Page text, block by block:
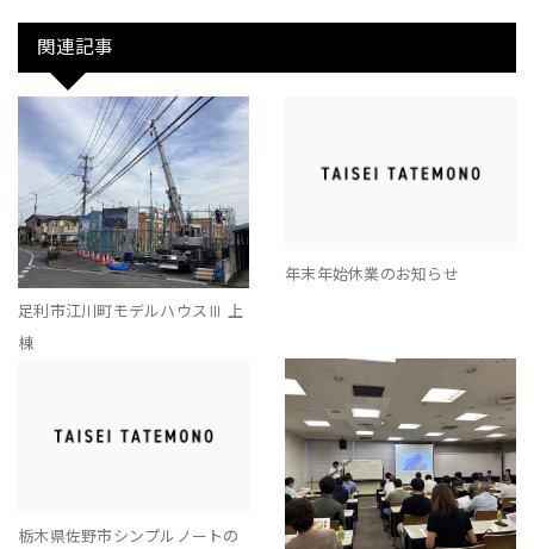
関連記事
足利市江川町モデルハウスⅢ 上
棟
年末年始休業のお知らせ
栃木県佐野市シンプルノートの